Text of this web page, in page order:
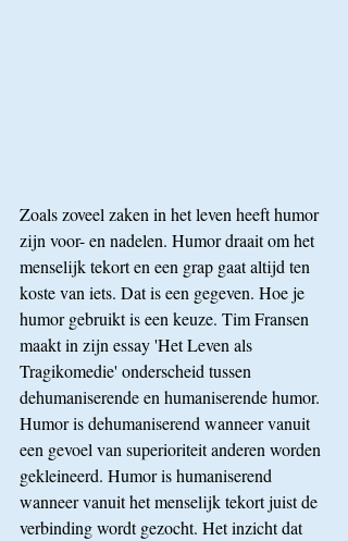
Zoals zoveel zaken in het leven heeft humor
zijn voor- en nadelen. Humor draait om het
menselijk tekort en een grap gaat altijd ten
koste van iets. Dat is een gegeven. Hoe je
humor gebruikt is een keuze. Tim Fransen
maakt in zijn essay 'Het Leven als
Tragikomedie' onderscheid tussen
dehumaniserende en humaniserende humor.
Humor is dehumaniserend wanneer vanuit
een gevoel van superioriteit anderen worden
gekleineerd. Humor is humaniserend
wanneer vanuit het menselijk tekort juist de
verbinding wordt gezocht. Het inzicht dat